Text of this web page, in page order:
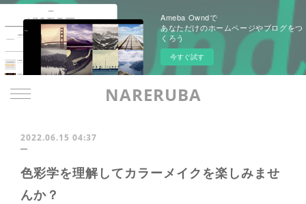
Ameba Owndで
あなただけのホームページやブログをつ
くろう
今すぐ試す
NARERUBA
2022.06.15 04:37
色彩学を理解してカラーメイクを楽しみませ
んか？